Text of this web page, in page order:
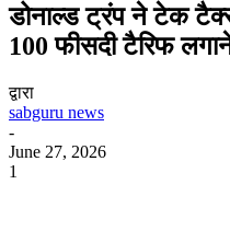
डोनाल्ड ट्रंप ने टेक
100 फीसदी टैरिफ
द्वारा
sabguru news
-
June 27, 2026
1